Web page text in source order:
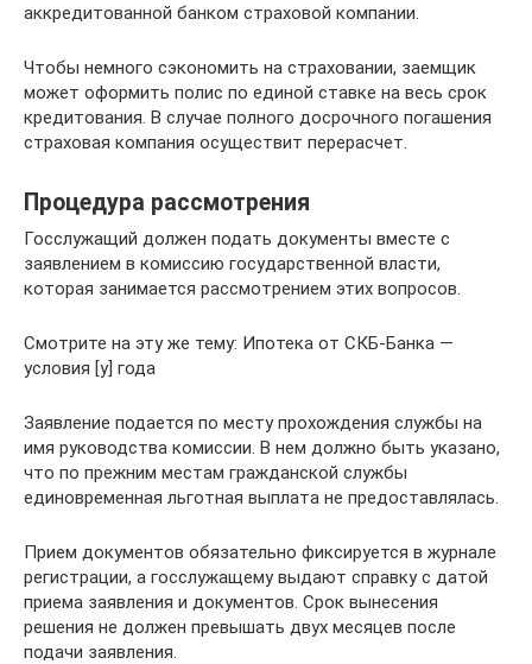
аккредитованной банком страховой компании.
Чтобы немного сэкономить на страховании, заемщик
может оформить полис по единой ставке на весь срок
кредитования. В случае полного досрочного погашения
страховая компания осуществит перерасчет.
Процедура рассмотрения
Госслужащий должен подать документы вместе с
заявлением в комиссию государственной власти,
которая занимается рассмотрением этих вопросов.
Смотрите на эту же тему: Ипотека от СКБ-Банка —
условия [y] года
Заявление подается по месту прохождения службы на
имя руководства комиссии. В нем должно быть указано,
что по прежним местам гражданской службы
единовременная льготная выплата не предоставлялась.
Прием документов обязательно фиксируется в журнале
регистрации, а госслужащему выдают справку с датой
приема заявления и документов. Срок вынесения
решения не должен превышать двух месяцев после
подачи заявления.